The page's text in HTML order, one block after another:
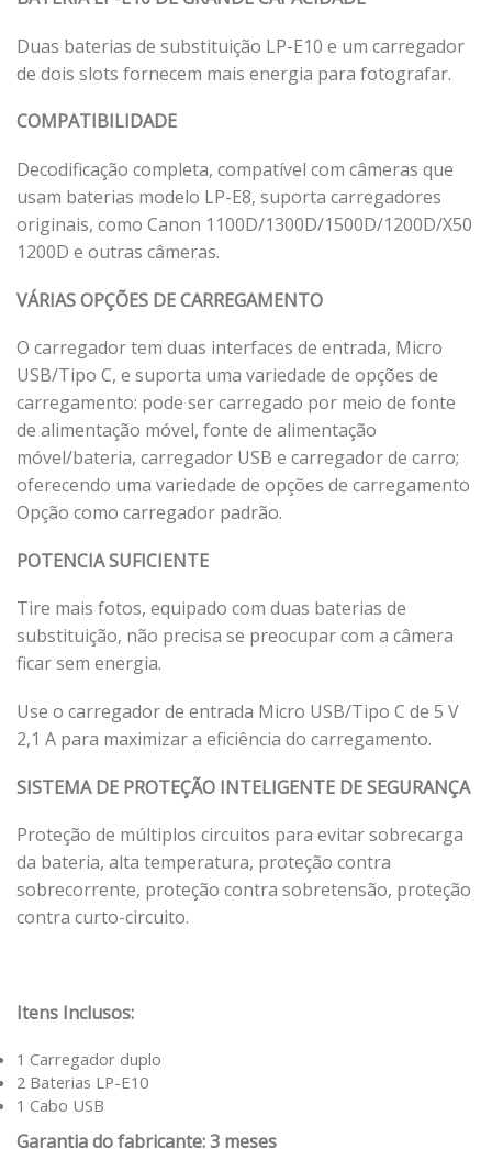
Duas baterias de substituição LP-E10 e um carregador
de dois slots fornecem mais energia para fotografar.
COMPATIBILIDADE
Decodificação completa, compatível com câmeras que
usam baterias modelo LP-E8, suporta carregadores
originais, como Canon 1100D/1300D/1500D/1200D/X50
1200D e outras câmeras.
VÁRIAS OPÇÕES DE CARREGAMENTO
O carregador tem duas interfaces de entrada, Micro
USB/Tipo C, e suporta uma variedade de opções de
carregamento: pode ser carregado por meio de fonte
de alimentação móvel, fonte de alimentação
móvel/bateria, carregador USB e carregador de carro;
oferecendo uma variedade de opções de carregamento
Opção como carregador padrão.
POTENCIA SUFICIENTE
Tire mais fotos, equipado com duas baterias de
substituição, não precisa se preocupar com a câmera
ficar sem energia.
Use o carregador de entrada Micro USB/Tipo C de 5 V
2,1 A para maximizar a eficiência do carregamento.
SISTEMA DE PROTEÇÃO INTELIGENTE DE SEGURANÇA
Proteção de múltiplos circuitos para evitar sobrecarga
da bateria, alta temperatura, proteção contra
sobrecorrente, proteção contra sobretensão, proteção
contra curto-circuito.
Itens Inclusos:
1 Carregador duplo
2 Baterias LP-E10
1 Cabo USB
Garantia do fabricante: 3 meses